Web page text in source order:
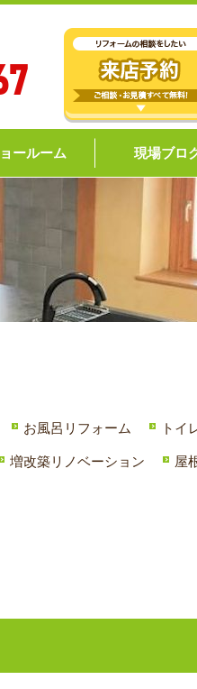
ールーム 現場ブロ
お風呂リフォーム トイ
増改築リノベーション 屋